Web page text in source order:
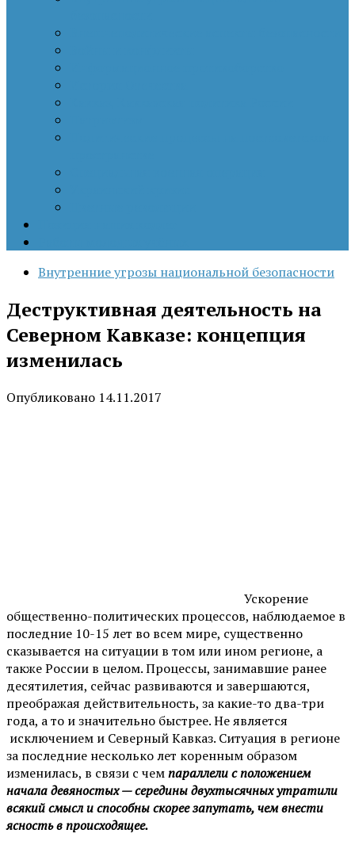
Внутренние угрозы национальной безопасности
Деструктивная деятельность на
Северном Кавказе: концепция
изменилась
Опубликовано 14.11.2017
Ускорение
общественно-политических процессов, наблюдаемое в
последние 10-15 лет во всем мире, существенно
сказывается на ситуации в том или ином регионе, а
также России в целом. Процессы, занимавшие ранее
десятилетия, сейчас развиваются и завершаются,
преображая действительность, за какие-то два-три
года, а то и значительно быстрее. Не является
исключением и Северный Кавказ. Ситуация в регионе
за последние несколько лет коренным образом
изменилась, в связи с чемпараллели с положением
начала девяностых — середины двухтысячных утратили
всякий смысл и способны скорее запутать, чем внести
ясность в происходящее.